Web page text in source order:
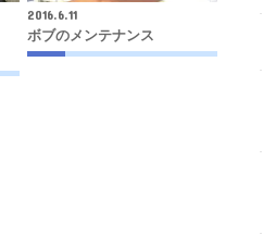
2016.6.11
ボブのメンテナンス